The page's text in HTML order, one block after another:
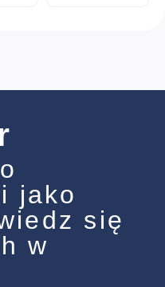
jako
się
w